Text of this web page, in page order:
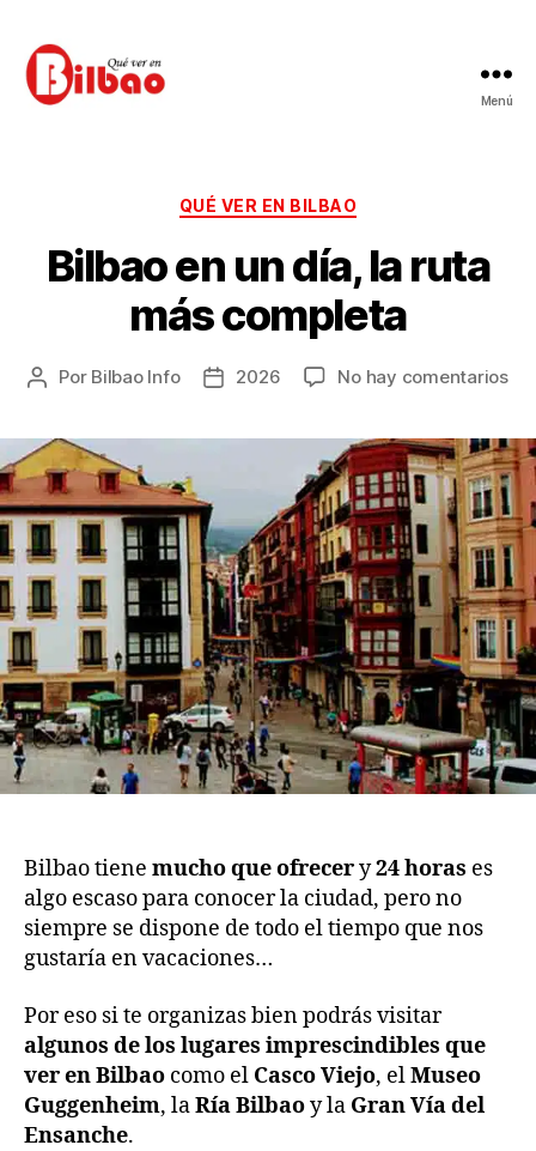
Menú
Categorías
QUÉ VER EN BILBAO
Bilbao en un día, la ruta
más completa
Autor
entrada
Por Bilbao Info
Fecha
2026 No hay comentariosen
un
la
Bilbao tiene mucho que ofrecery24 horas es
algo escaso para conocer la ciudad, pero no
siempre se dispone de todo el tiempo que nos
gustaría en vacaciones…
Por eso si te organizas bien podrás visitar
algunos de los lugares imprescindibles que
ver en Bilbao como el Casco Viejo, elMuseo
Guggenheim, laRía Bilbaoy la Gran Vía del
Ensanche.